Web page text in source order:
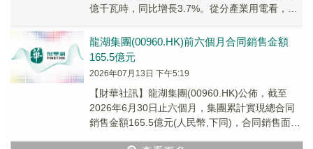
億千瓦時，同比增長3.7%。從分產業用電看，第
龍湖集團(00960.HK)前六個月合同銷售金額
165.5億元
2026年07月13日 下午5:19
【財華社訊】龍湖集團(00960.HK)公佈，截至
2026年6月30日止六個月，集團累計實現總合同
銷售金額165.5億元(人民幣,下同)，合同銷售面積